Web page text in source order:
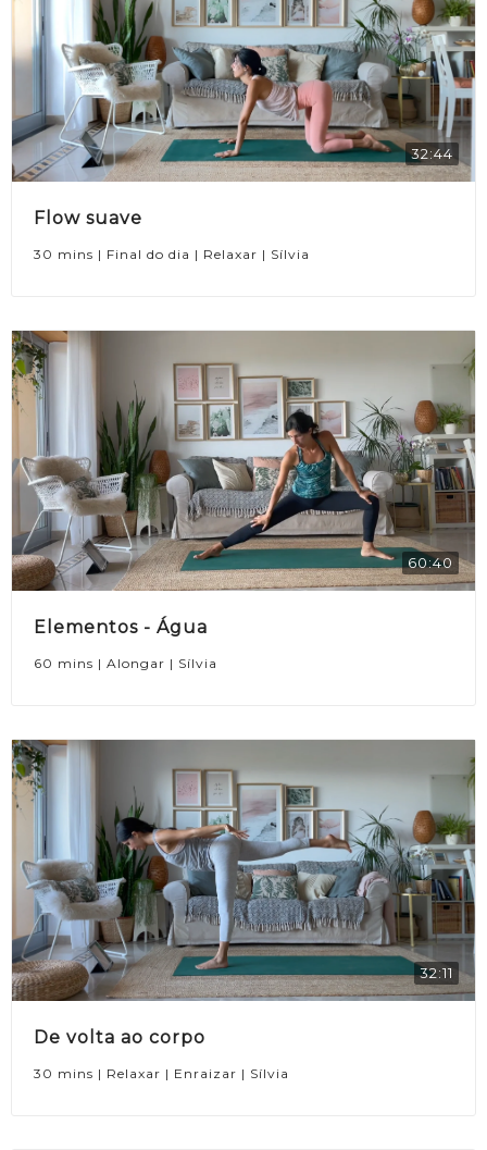
32:44
Flow suave
30 mins | Final do dia | Relaxar | Sílvia
60:40
Elementos - Água
60 mins | Alongar | Sílvia
32:11
De volta ao corpo
30 mins | Relaxar | Enraizar | Sílvia